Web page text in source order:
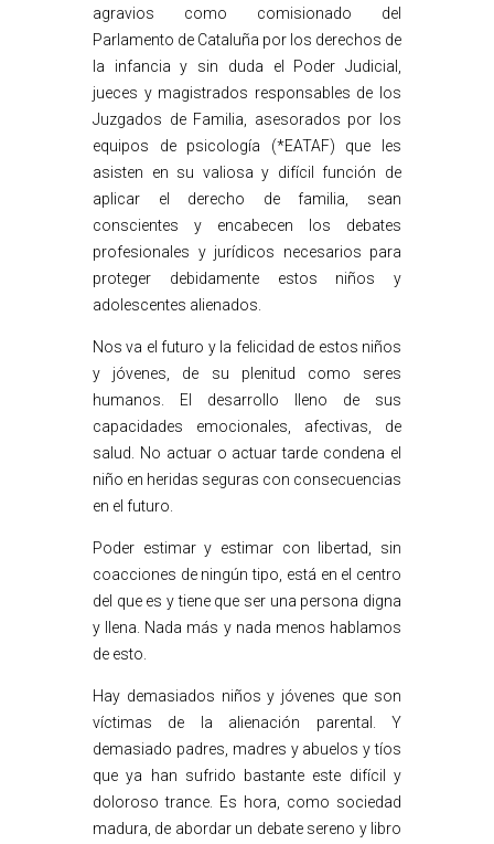
agravios como comisionado del
Parlamento de Cataluña por los derechos de
la infancia y sin duda el Poder Judicial,
jueces y magistrados responsables de los
Juzgados de Familia, asesorados por los
equipos de psicología (*EATAF) que les
asisten en su valiosa y difícil función de
aplicar el derecho de familia, sean
conscientes y encabecen los debates
profesionales y jurídicos necesarios para
proteger debidamente estos niños y
adolescentes alienados.
Nos va el futuro y la felicidad de estos niños
y jóvenes, de su plenitud como seres
humanos. El desarrollo lleno de sus
capacidades emocionales, afectivas, de
salud. No actuar o actuar tarde condena el
niño en heridas seguras con consecuencias
en el futuro.
Poder estimar y estimar con libertad, sin
coacciones de ningún tipo, está en el centro
del que es y tiene que ser una persona digna
y llena. Nada más y nada menos hablamos
de esto.
Hay demasiados niños y jóvenes que son
víctimas de la alienación parental. Y
demasiado padres, madres y abuelos y tíos
que ya han sufrido bastante este difícil y
doloroso trance. Es hora, como sociedad
madura, de abordar un debate sereno y libro